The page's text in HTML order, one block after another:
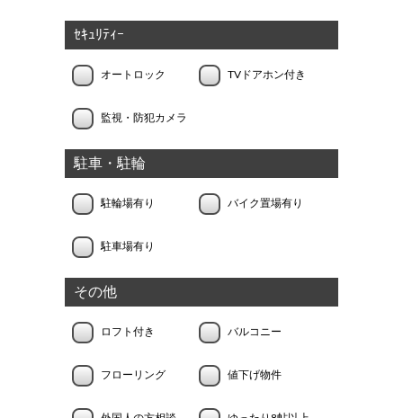
ｾｷｭﾘﾃｨｰ
オートロック TVドアホン付き
監視・防犯カメラ
駐車・駐輪
駐輪場有り バイク置場有り
駐車場有り
その他
ロフト付き バルコニー
フローリング 値下げ物件